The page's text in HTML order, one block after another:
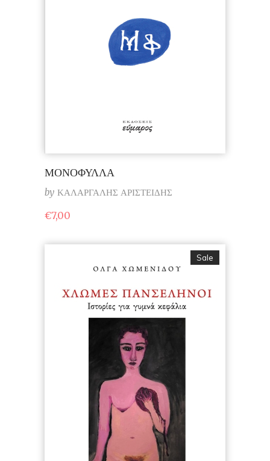
ΜΟΝΟΦΥΛΛΑ
by ΚΑΛΑΡΓΑΛΗΣ ΑΡΙΣΤΕΙΔΗΣ
€7,00
Sale